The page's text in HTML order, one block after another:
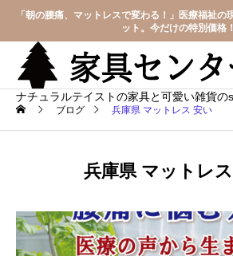
「朝の腰痛、マットレスで変わる！」医療福祉の
ット。今だけの特別価格！
ナチュラルテイストの家具と可愛い雑貨の
ブログ 兵庫県 マットレス 安い
兵庫県 マットレ